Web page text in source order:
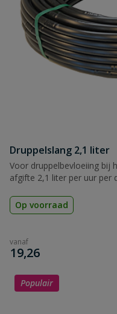
Druppelslang 2,1 liter
Voor druppelbevloeiing bij
afgifte 2,1 liter per uur per
Op voorraad
vanaf
€
19,26
Populair